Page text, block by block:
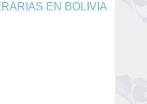
EN BOLIVIA